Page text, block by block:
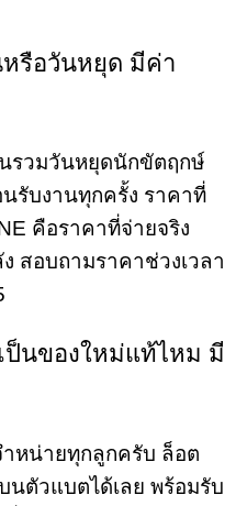
รือวันหยุด มีค่า
นรวมวันหยุดนักขัตฤกษ์
รับงานทุกครั้ง ราคาที่
คือราคาที่จ่ายจริง
สอบถามราคาช่วงเวลา
ป็นของใหม่แท้ไหม มี
หน่ายทุกลูกครับ ล็อต
ตัวแบตได้เลย พร้อมรับ